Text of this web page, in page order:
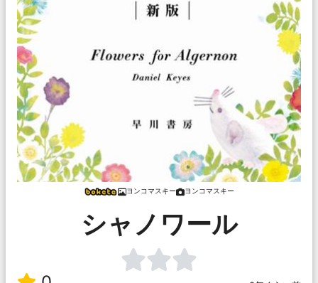
ヨンコマスキー ヨンコマスキー
シャノワール